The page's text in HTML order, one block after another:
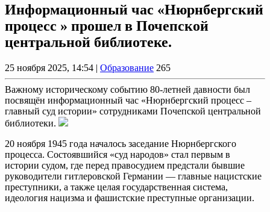
Информационный час «Нюрнбергский
процесс » прошел в Почепской
центральной библиотеке.
25 ноября 2025, 14:54 | Образование 265
Важному историческому событию 80-летней давности был
посвящён информационный час «Нюрнбергский процесс –
главный суд истории» сотрудниками Почепской центральной
библиотеки.
20 ноября 1945 года началось заседание Нюрнбергского
процесса. Состоявшийся «суд народов» стал первым в
истории судом, где перед правосудием предстали бывшие
руководители гитлеровской Германии — главные нацистские
преступники, а также целая государственная система,
идеология нацизма и фашистские преступные организации.